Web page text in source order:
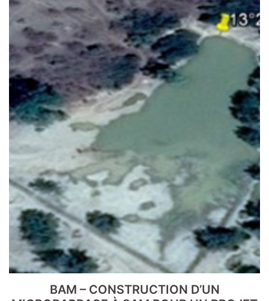
BAM – CONSTRUCTION D’UN